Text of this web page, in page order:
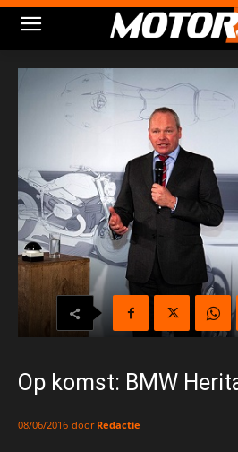
Op komst: BMW
08/06/2016 door Redactie